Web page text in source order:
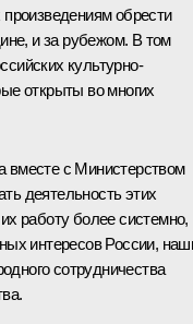
обрести
и за рубежом. В том
культурно-
открыты во многих
вместе с Министерством
деятельность этих
работу более системно,
интересов России,
сотрудничества